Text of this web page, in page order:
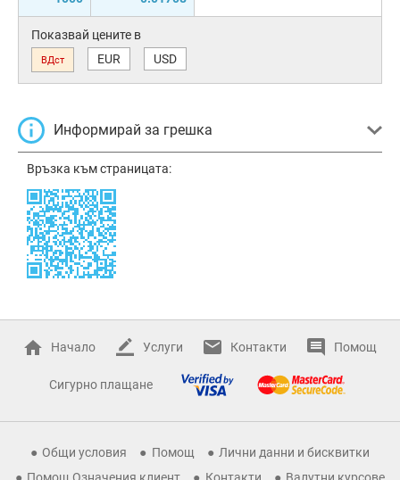
Показвай цените в
ВДст EUR USD
Информирай за грешка
Връзка към страницата:
Начало Услуги Контакти Помощ
Сигурно плащане
Общи условия Помощ
Лични данни и бисквитки